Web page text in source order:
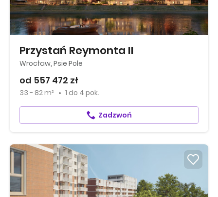
Przystań Reymonta II
Wrocław, Psie Pole
od 557 472 zł
33 - 82 m² 1 do 4 pok.
Zadzwoń